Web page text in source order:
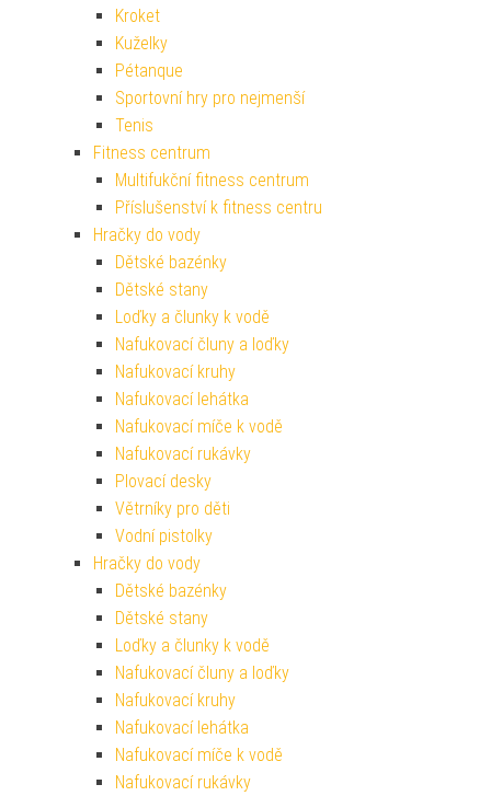
Kroket
Kuželky
Pétanque
Sportovní hry pro nejmenší
Tenis
Fitness centrum
Multifukční fitness centrum
Příslušenství k fitness centru
Hračky do vody
Dětské bazénky
Dětské stany
Loďky a člunky k vodě
Nafukovací čluny a loďky
Nafukovací kruhy
Nafukovací lehátka
Nafukovací míče k vodě
Nafukovací rukávky
Plovací desky
Větrníky pro děti
Vodní pistolky
Hračky do vody
Dětské bazénky
Dětské stany
Loďky a člunky k vodě
Nafukovací čluny a loďky
Nafukovací kruhy
Nafukovací lehátka
Nafukovací míče k vodě
Nafukovací rukávky